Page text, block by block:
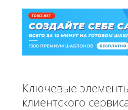
Ключевые
клиентского